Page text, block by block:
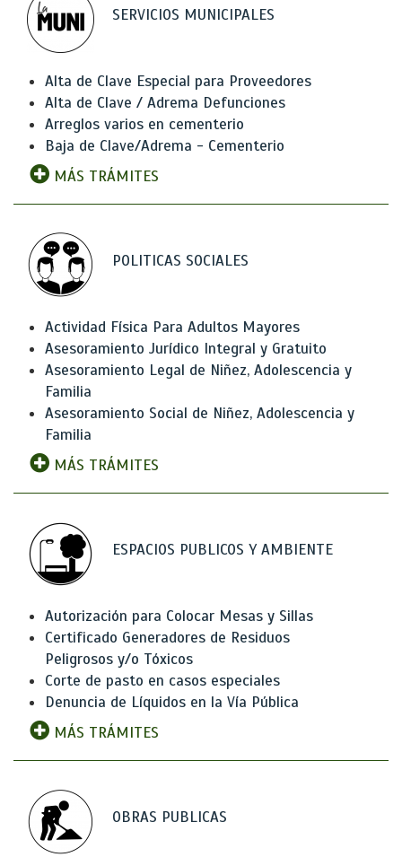
SERVICIOS MUNICIPALES
Alta de Clave Especial para Proveedores
Alta de Clave / Adrema Defunciones
Arreglos varios en cementerio
Baja de Clave/Adrema - Cementerio
MÁS TRÁMITES
POLITICAS SOCIALES
Actividad Física Para Adultos Mayores
Asesoramiento Jurídico Integral y Gratuito
Asesoramiento Legal de Niñez, Adolescencia y
Familia
Asesoramiento Social de Niñez, Adolescencia y
Familia
MÁS TRÁMITES
ESPACIOS PUBLICOS Y AMBIENTE
Autorización para Colocar Mesas y Sillas
Certificado Generadores de Residuos
Peligrosos y/o Tóxicos
Corte de pasto en casos especiales
Denuncia de Líquidos en la Vía Pública
MÁS TRÁMITES
OBRAS PUBLICAS